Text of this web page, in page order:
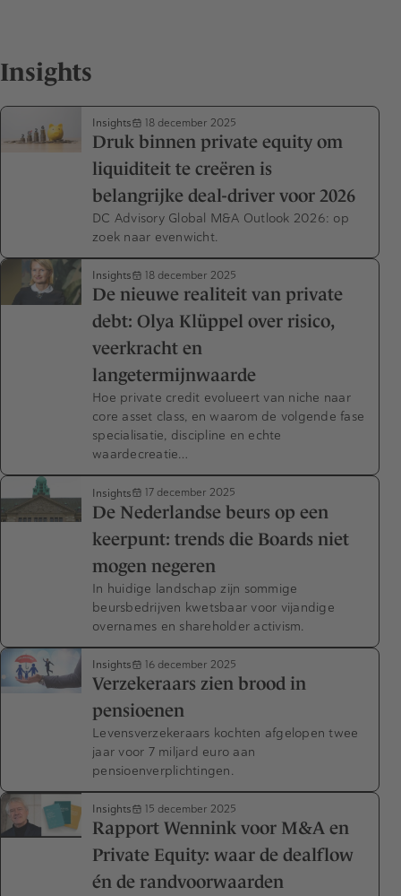
Insights
Insights 18 december 2025
Druk binnen private equity om
liquiditeit te creëren is
belangrijke deal-driver voor 2026
DC Advisory Global M&A Outlook 2026: op
zoek naar evenwicht.
Insights 18 december 2025
De nieuwe realiteit van private
debt: Olya Klüppel over risico,
veerkracht en
langetermijnwaarde
Hoe private credit evolueert van niche naar
core asset class, en waarom de volgende fase
specialisatie, discipline en echte
waardecreatie…
Insights 17 december 2025
De Nederlandse beurs op een
keerpunt: trends die Boards niet
mogen negeren
In huidige landschap zijn sommige
beursbedrijven kwetsbaar voor vijandige
overnames en shareholder activism.
Insights 16 december 2025
Verzekeraars zien brood in
pensioenen
Levensverzekeraars kochten afgelopen twee
jaar voor 7 miljard euro aan
pensioenverplichtingen.
Insights 15 december 2025
Rapport Wennink voor M&A en
Private Equity: waar de dealflow
én de randvoorwaarden